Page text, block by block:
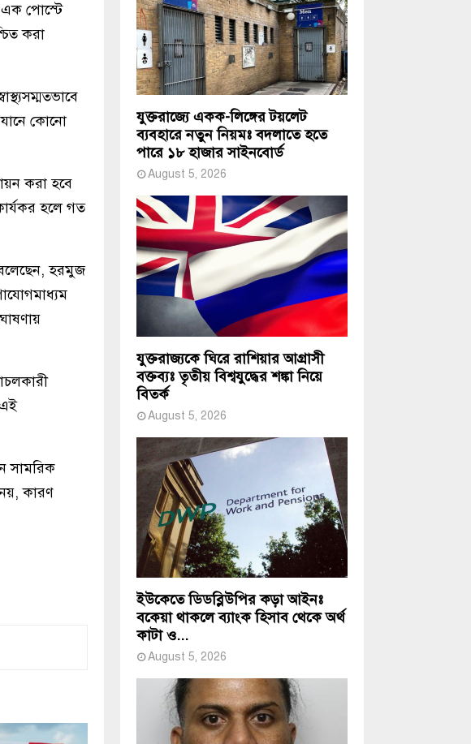
এক পোস্টে
করা
কোনো
করা হবে
হলে গত
বলেছেন, হরমুজ
সামরিক
নয়, কারণ
যুক্তরাজ্যে একক-লিঙ্গের টয়লেট
ব্যবহারে নতুন নিয়মঃ বদলাতে হতে
পারে ১৮ হাজার সাইনবোর্ড
August 5, 2026
যুক্তরাজ্যকে ঘিরে রাশিয়ার আগ্রাসী
বক্তব্যঃ তৃতীয় বিশ্বযুদ্ধের শঙ্কা নিয়ে
বিতর্ক
August 5, 2026
ইউকেতে ডিডব্লিউপির কড়া আইনঃ
বকেয়া থাকলে ব্যাংক হিসাব থেকে অর্থ
কাটা ও...
August 5, 2026